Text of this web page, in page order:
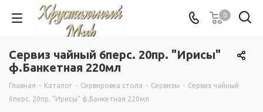
0
Сервиз чайный 6перс. 20пр. "Ирисы"
ф.Банкетная 220мл
Главная - Каталог - Сервировка стола - Сервизы - Сервиз чайный
6перс. 20пр. "Ирисы" ф.Банкетная 220мл